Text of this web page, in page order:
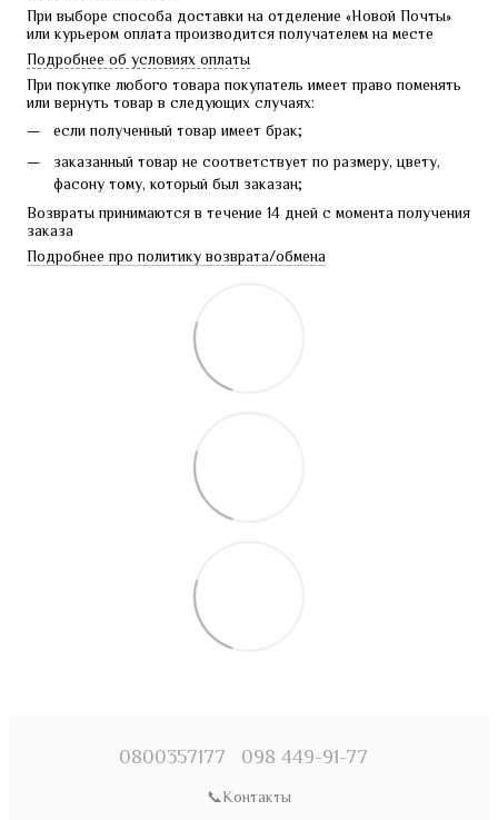
При выборе способа доставки на отделение «Новой Почты»
или курьером оплата производится получателем на месте
Подробнее об условиях оплаты
При покупке любого товара покупатель имеет право поменять
или вернуть товар в следующих случаях:
если полученный товар имеет брак;
заказанный товар не соответствует по размеру, цвету,
фасону тому, который был заказан;
Возвраты принимаются в течение 14 дней с момента получения
заказа
Подробнее про политику возврата/обмена
0800357177 098 449-91-77
📞Контакты